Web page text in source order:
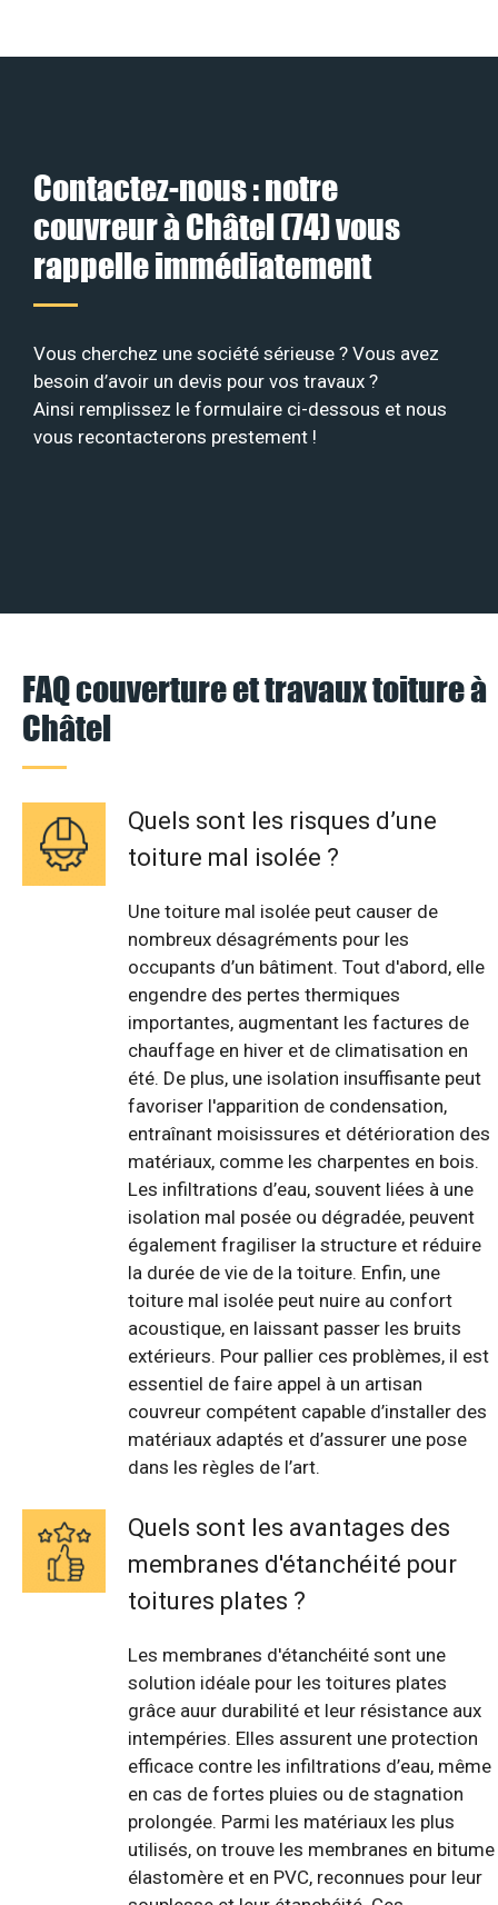
Contactez-nous : notre
couvreur à Châtel (74) vous
rappelle immédiatement
Vous cherchez une société sérieuse ? Vous avez
besoin d’avoir un devis pour vos travaux ?
Ainsi remplissez le formulaire ci-dessous et nous
vous recontacterons prestement !
FAQ couverture et travaux toiture à
Châtel
Quels sont les risques d’une
toiture mal isolée ?
Une toiture mal isolée peut causer de
nombreux désagréments pour les
occupants d’un bâtiment. Tout d'abord, elle
engendre des pertes thermiques
importantes, augmentant les factures de
chauffage en hiver et de climatisation en
été. De plus, une isolation insuffisante peut
favoriser l'apparition de condensation,
entraînant moisissures et détérioration des
matériaux, comme les charpentes en bois.
Les infiltrations d’eau, souvent liées à une
isolation mal posée ou dégradée, peuvent
également fragiliser la structure et réduire
la durée de vie de la toiture. Enfin, une
toiture mal isolée peut nuire au confort
acoustique, en laissant passer les bruits
extérieurs. Pour pallier ces problèmes, il est
essentiel de faire appel à un artisan
couvreur compétent capable d’installer des
matériaux adaptés et d’assurer une pose
dans les règles de l’art.
Quels sont les avantages des
membranes d'étanchéité pour
toitures plates ?
Les membranes d'étanchéité sont une
solution idéale pour les toitures plates
grâce auur durabilité et leur résistance aux
intempéries. Elles assurent une protection
efficace contre les infiltrations d’eau, même
en cas de fortes pluies ou de stagnation
prolongée. Parmi les matériaux les plus
utilisés, on trouve les membranes en bitume
élastomère et en PVC, reconnues pour leur